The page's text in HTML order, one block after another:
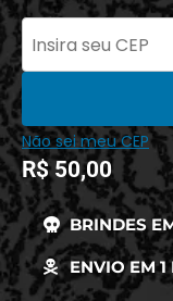
Não sei meu CEP
R$50,00
BRINDES
ENVIO EM 1